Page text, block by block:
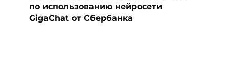
по использованию нейросети
GigaChat от Сбербанка